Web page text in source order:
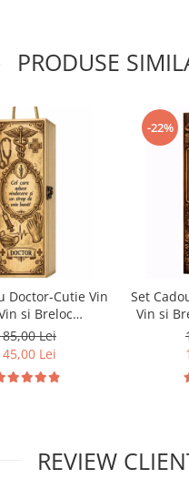
PRODUSE
Doctor-Cutie Vin
si Breloc
Lei
Lei
-22%
Set
Vin si
REVIEW